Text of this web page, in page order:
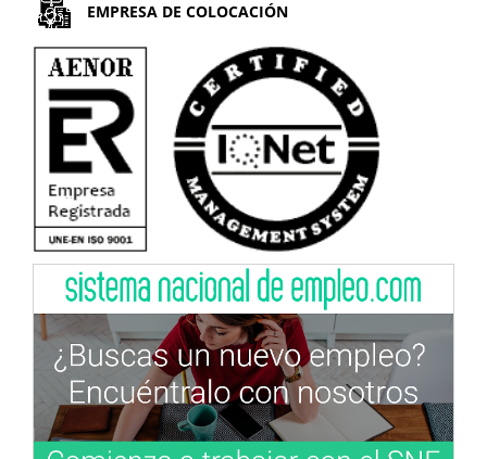
EMPRESA DE COLOCACIÓN